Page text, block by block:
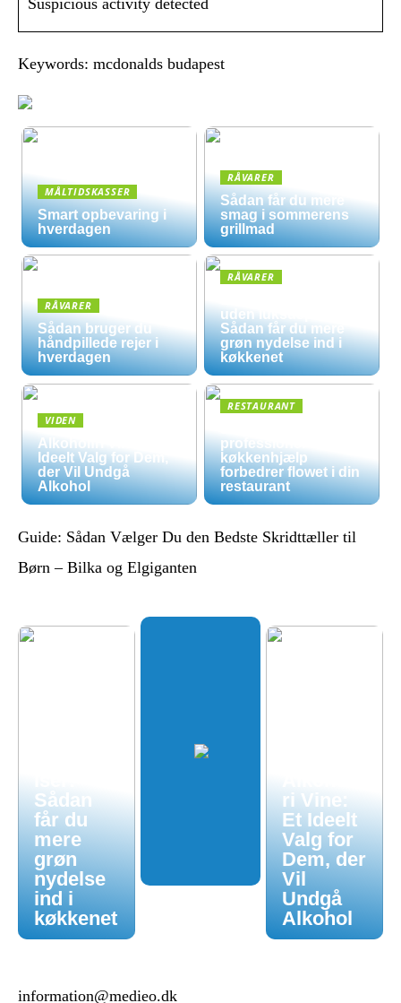
Suspicious activity detected
Keywords: mcdonalds budapest
MÅLTIDSKASSER
Smart opbevaring i
hverdagen
RÅVARER
Sådan får du mere
smag i sommerens
grillmad
RÅVARER
Sådan bruger du
håndpillede rejer i
hverdagen
RÅVARER
uden luksuspriser:
Sådan får du mere
grøn nydelse ind i
køkkenet
VIDEN
Alkoholfri Vine: Et
Ideelt Valg for Dem,
der Vil Undgå
Alkohol
RESTAURANT
professionel
køkkenhjælp
forbedrer flowet i din
restaurant
Guide: Sådan Vælger Du den Bedste Skridttæller til
Børn – Bilka og Elgiganten
Sådan
får du
mere
grøn
nydelse
ind i
køkkenet
ri Vine:
Et Ideelt
Valg for
Dem, der
Vil
Undgå
Alkohol
information@medieo.dk